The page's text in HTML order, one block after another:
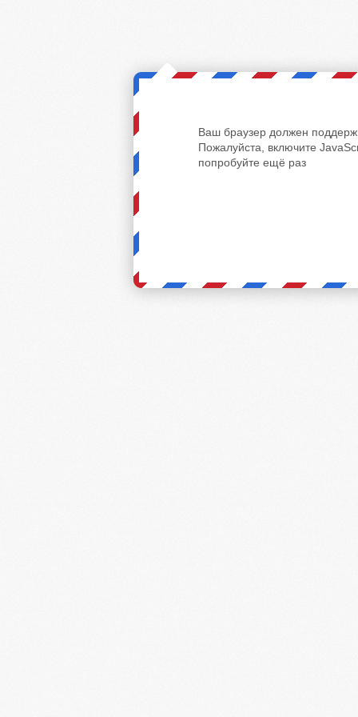
Ваш браузер должен
Пожалуйста, включите
попробуйте ещё раз